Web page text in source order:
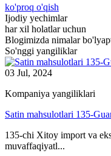
ko'proq o'qish
Ijodiy yechimlar
har xil holatlar uchun
Blogimizda nimalar
So'nggi yangiliklar
03 Jul, 2024
Kompaniya yangiliklari
Satin mahsulotlari 135-
135-chi Xitoy import va
muvaffaqiyatl...